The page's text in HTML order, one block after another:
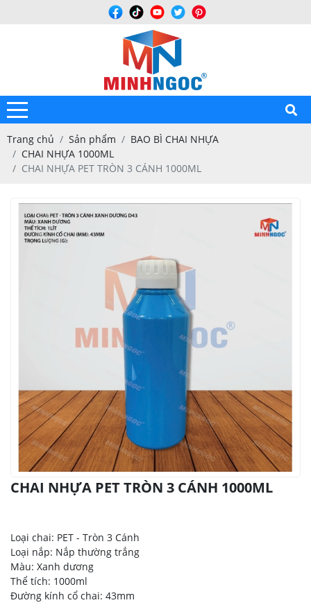
Trang chủ Sản phẩm
BAO BÌ CHAI NHỰA
CHAI NHỰA 1000ML
CHAI NHỰA PET TRÒN 3 CÁNH 1000ML
CHAI NHỰA PET TRÒN 3 CÁNH 1000ML
Loại chai: PET - Tròn 3 Cánh
Loại nắp: Nắp thường trắng
Màu: Xanh dương
Thể tích: 1000ml
Đường kính cổ chai: 43mm